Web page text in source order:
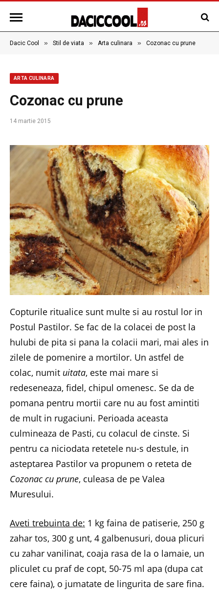
Dacic Cool » Stil de viata » Arta culinara » Cozonac cu prune
ARTA CULINARA
Cozonac cu prune
14 martie 2015
Copturile ritualice sunt multe si au rostul lor in
Postul Pastilor. Se fac de la colacei de post la
hulubi de pita si pana la colacii mari, mai ales in
zilele de pomenire a mortilor. Un astfel de
colac, numit uitata, este mai mare si
redeseneaza, fidel, chipul omenesc. Se da de
pomana pentru mortii care nu au fost amintiti
de mult in rugaciuni. Perioada aceasta
culmineaza de Pasti, cu colacul de cinste. Si
pentru ca niciodata retetele nu-s destule, in
asteptarea Pastilor va propunem o reteta de
Cozonac cu prune, culeasa de pe Valea
Muresului.
Aveti trebuinta de: 1 kg faina de patiserie, 250 g
zahar tos, 300 g unt, 4 galbenusuri, doua plicuri
cu zahar vanilinat, coaja rasa de la o lamaie, un
pliculet cu praf de copt, 50-75 ml apa (dupa cat
cere faina), o jumatate de lingurita de sare fina.